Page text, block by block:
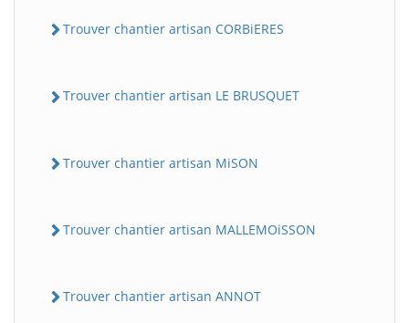
Trouver chantier artisan CORBiERES
Trouver chantier artisan LE BRUSQUET
Trouver chantier artisan MiSON
Trouver chantier artisan MALLEMOiSSON
Trouver chantier artisan ANNOT